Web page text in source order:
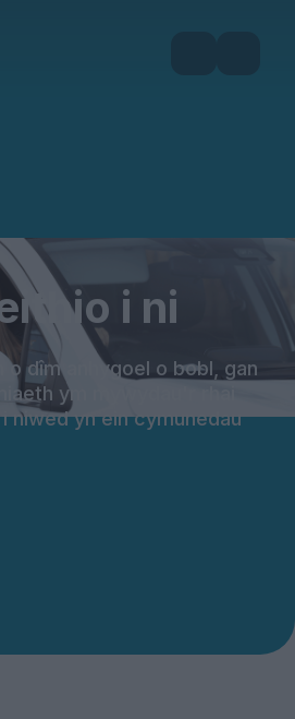
i ni
o dîm anhygoel o bobl, gan
ym mywydau'r rhai
niwed yn ein cymunedau